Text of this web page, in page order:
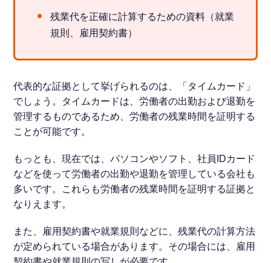
残業代を正確に計算するための資料（就業
規則、雇用契約書）
代表的な証拠として挙げられるのは、「タイムカード」
でしょう。タイムカードは、労働者の出勤および退勤を
管理するものであるため、労働者の残業時間を証明する
ことが可能です。
もっとも、現在では、パソコンやソフト、社員IDカード
などを使って労働者の出勤や退勤を管理している会社も
多いです。これらも労働者の残業時間を証明する証拠と
なりえます。
また、雇用契約書や就業規則などに、残業代の計算方法
が定められている場合があります。その場合には、雇用